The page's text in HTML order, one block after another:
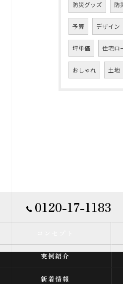
防災グッズ 防
予算 デザイン
坪単価 住宅ロ
おしゃれ 土地
0120-17-1183
実例紹介
新着情報